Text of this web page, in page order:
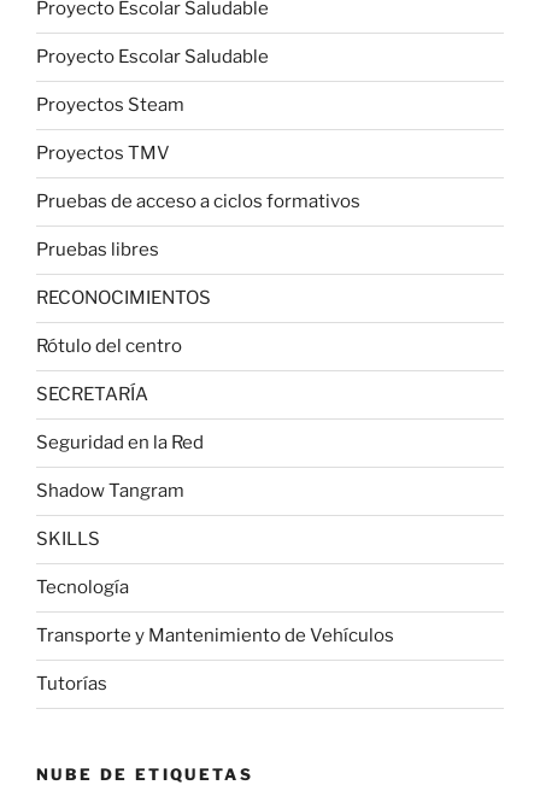
Proyecto Escolar Saludable
Proyecto Escolar Saludable
Proyectos Steam
Proyectos TMV
Pruebas de acceso a ciclos formativos
Pruebas libres
RECONOCIMIENTOS
Rótulo del centro
SECRETARÍA
Seguridad en la Red
Shadow Tangram
SKILLS
Tecnología
Transporte y Mantenimiento de Vehículos
Tutorías
NUBE DE ETIQUETAS